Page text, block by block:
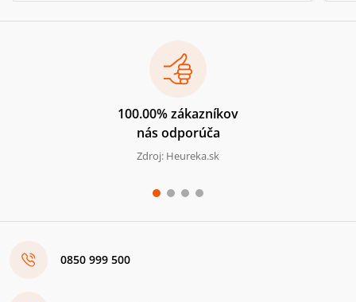
100.00% zákazníkov
nás odporúča
Zdroj: Heureka.sk
0850 999 500